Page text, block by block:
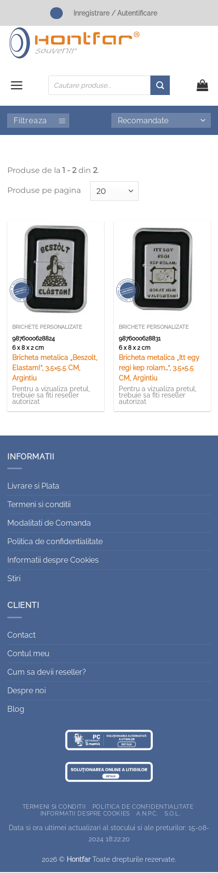
content
Inregistrare / Autentificare
Products
search
Filtreaza
Produse de la 1 - 2 din 2.
Produse pe pagina
BRICHETE PERSONALIZATE
9876000628824
6 x 8 x 2 cm
Bricheta metalica „Beszolt,
Elastam!”, 3.5×5.5 CM,
Argintiu
Pentru a vizualiza pretul,
trebuie sa fiti reseller
autorizat
BRICHETE PERSONALIZATE
9876000628831
6 x 8 x 2 cm
Bricheta metalica „Itt egy
regi kep rolam…”, 3.5×5.5
CM, Argintiu
Pentru a vizualiza pretul,
trebuie sa fiti reseller
autorizat
INFORMATII
Livrare si Plata
Termeni si conditii
Modalitati de Comanda
Politica de confidentialitate
Informatii despre Cookies
Stiri
CLIENTI
Contact
Contul meu
Cum sa devii reseller?
Despre noi
Blog
TERMENI SI CONDITII
POLITICA DE CONFIDENTIALITATE
INFORMATII DESPRE COOKIES
A.N.P.C. S.O.L.
Data si ora ultimei actualizari al stocului si ale preturilor: 15-08-
2024 18:22:20
2026 © HontfarToate drepturile rezervate.